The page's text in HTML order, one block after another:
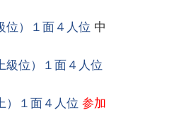
位）１面４人位 中
級位）１面４人位
）１面４人位 参加